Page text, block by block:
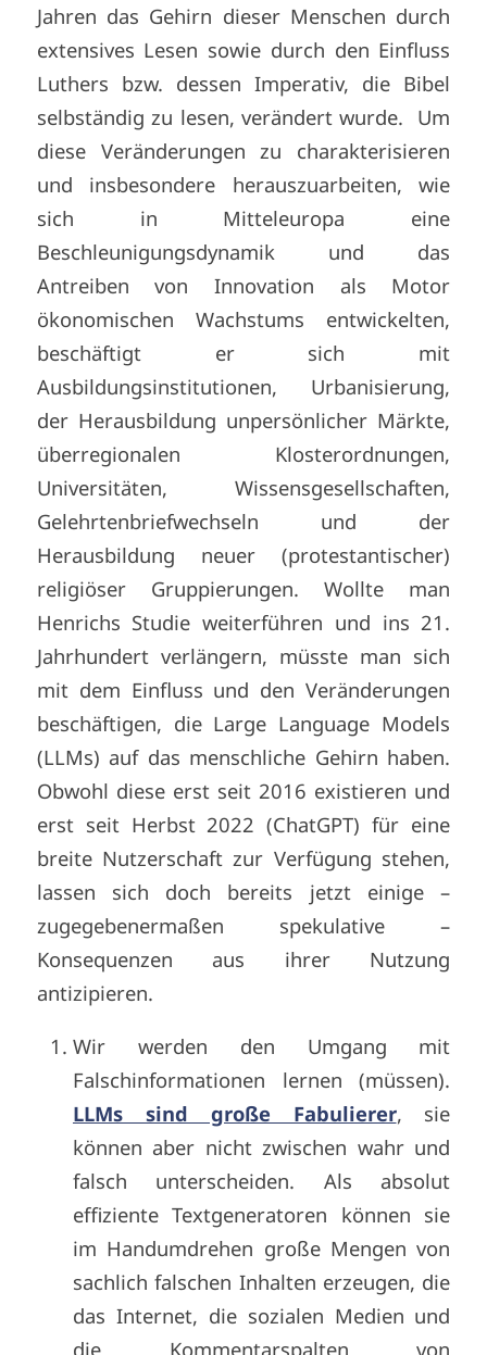
Jahren das Gehirn dieser Menschen durch
extensives Lesen sowie durch den Einfluss
Luthers bzw. dessen Imperativ, die Bibel
selbständig zu lesen, verändert wurde. Um
diese Veränderungen zu charakterisieren
und insbesondere herauszuarbeiten, wie
sich in Mitteleuropa eine
Beschleunigungsdynamik und das
Antreiben von Innovation als Motor
ökonomischen Wachstums entwickelten,
beschäftigt er sich mit
Ausbildungsinstitutionen, Urbanisierung,
der Herausbildung unpersönlicher Märkte,
überregionalen Klosterordnungen,
Universitäten, Wissensgesellschaften,
Gelehrtenbriefwechseln und der
Herausbildung neuer (protestantischer)
religiöser Gruppierungen. Wollte man
Henrichs Studie weiterführen und ins 21.
Jahrhundert verlängern, müsste man sich
mit dem Einfluss und den Veränderungen
beschäftigen, die Large Language Models
(LLMs) auf das menschliche Gehirn haben.
Obwohl diese erst seit 2016 existieren und
erst seit Herbst 2022 (ChatGPT) für eine
breite Nutzerschaft zur Verfügung stehen,
lassen sich doch bereits jetzt einige –
zugegebenermaßen spekulative –
Konsequenzen aus ihrer Nutzung
antizipieren.
Wir werden den Umgang mit
Falschinformationen lernen (müssen).
LLMs sind große Fabulierer, sie
können aber nicht zwischen wahr und
falsch unterscheiden. Als absolut
effiziente Textgeneratoren können sie
im Handumdrehen große Mengen von
sachlich falschen Inhalten erzeugen, die
das Internet, die sozialen Medien und
die Kommentarspalten von